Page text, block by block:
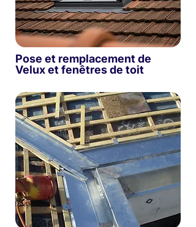
Pose et remplacement de
Velux et fenêtres de toit